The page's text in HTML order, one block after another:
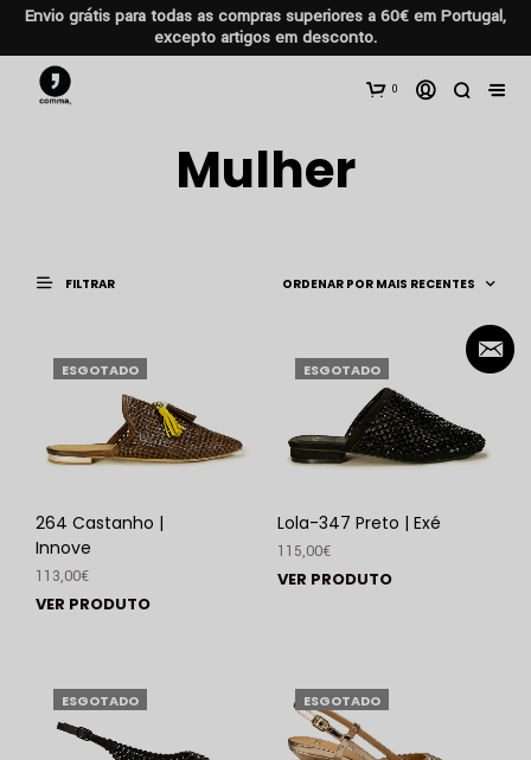
Envio grátis para todas as compras superiores a 60€ em Portugal,
excepto artigos em desconto.
0
Mulher
FILTRAR
ESGOTADO
264 Castanho |
Innove
113,00€
VER PRODUTO
ESGOTADO
Lola-347 Preto | Exé
115,00€
VER PRODUTO
ESGOTADO ESGOTADO